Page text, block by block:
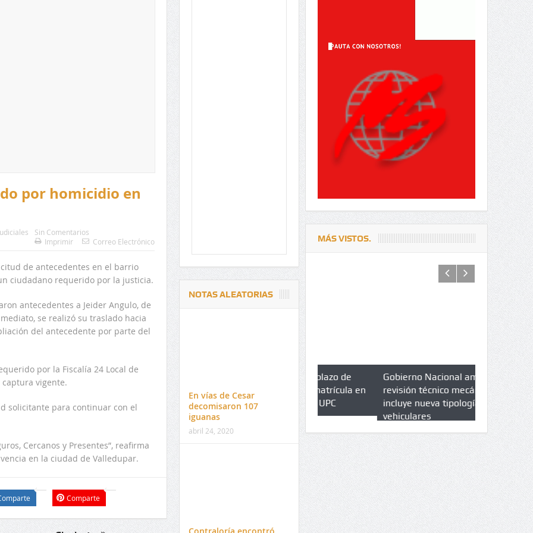
por homicidio en
Sin Comentarios
Imprimir
Correo Electrónico
de antecedentes en el barrio
ciudadano requerido por la justicia.
antecedentes a Jeider Angulo, de
se realizó su traslado hacia
del antecedente por parte del
por la Fiscalía 24 Local de
vigente.
solicitante para continuar con el
Cercanos y Presentes”, reafirma
en la ciudad de Valledupar.
Comparte
NOTAS ALEATORIAS
En vías de Cesar
decomisaron 107
iguanas
abril 24, 2020
Contraloría encontró
MÁS VISTOS.
Delwin Jiménez, nuevo Contralor
Departamental del Cesar
El 17 de enero vence plazo de
venta de pines para matrícula en
preuniversitario de la UPC
Gobierno Nacional amplia
revisión técnico mecánica e
incluye nueva tipologías
vehiculares
Qué es un
cuáles son